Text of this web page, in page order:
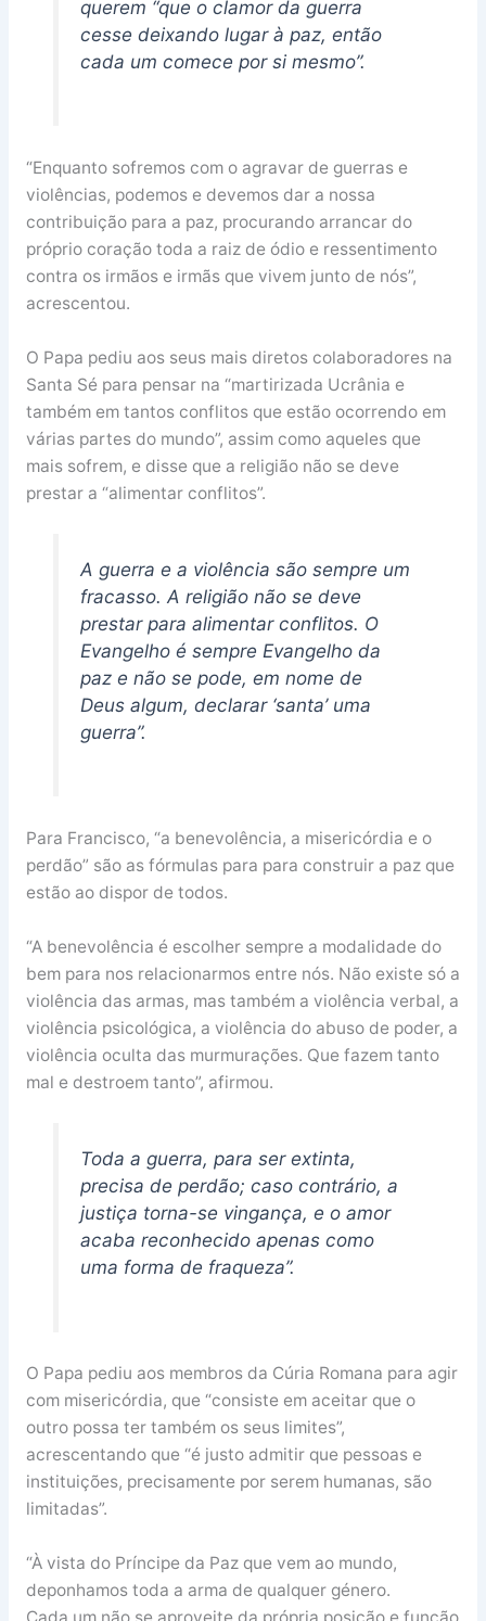
querem “que o clamor da guerra
cesse deixando lugar à paz, então
cada um comece por si mesmo”.
“Enquanto sofremos com o agravar de guerras e
violências, podemos e devemos dar a nossa
contribuição para a paz, procurando arrancar do
próprio coração toda a raiz de ódio e ressentimento
contra os irmãos e irmãs que vivem junto de nós”,
acrescentou.
O Papa pediu aos seus mais diretos colaboradores na
Santa Sé para pensar na “martirizada Ucrânia e
também em tantos conflitos que estão ocorrendo em
várias partes do mundo”, assim como aqueles que
mais sofrem, e disse que a religião não se deve
prestar a “alimentar conflitos”.
A guerra e a violência são sempre um
fracasso. A religião não se deve
prestar para alimentar conflitos. O
Evangelho é sempre Evangelho da
paz e não se pode, em nome de
Deus algum, declarar ‘santa’ uma
guerra”.
Para Francisco, “a benevolência, a misericórdia e o
perdão” são as fórmulas para para construir a paz que
estão ao dispor de todos.
“A benevolência é escolher sempre a modalidade do
bem para nos relacionarmos entre nós. Não existe só a
violência das armas, mas também a violência verbal, a
violência psicológica, a violência do abuso de poder, a
violência oculta das murmurações. Que fazem tanto
mal e destroem tanto”, afirmou.
Toda a guerra, para ser extinta,
precisa de perdão; caso contrário, a
justiça torna-se vingança, e o amor
acaba reconhecido apenas como
uma forma de fraqueza”.
O Papa pediu aos membros da Cúria Romana para agir
com misericórdia, que “consiste em aceitar que o
outro possa ter também os seus limites”,
acrescentando que “é justo admitir que pessoas e
instituições, precisamente por serem humanas, são
limitadas”.
“À vista do Príncipe da Paz que vem ao mundo,
deponhamos toda a arma de qualquer género.